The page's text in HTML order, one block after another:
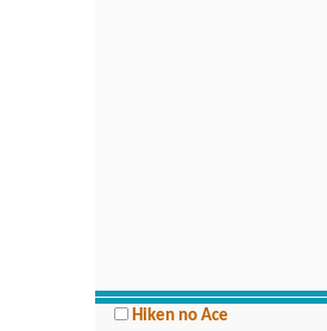
Hiken no Ace